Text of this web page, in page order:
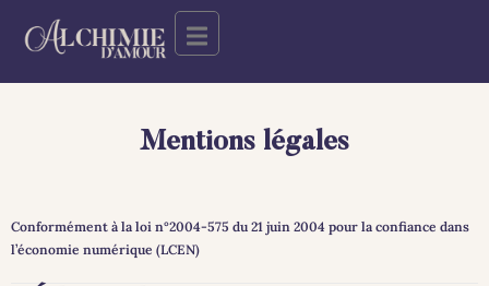
Mentions légales
Conformément à la loi n°2004-575 du 21 juin 2004 pour la confiance dans
l’économie numérique (LCEN)